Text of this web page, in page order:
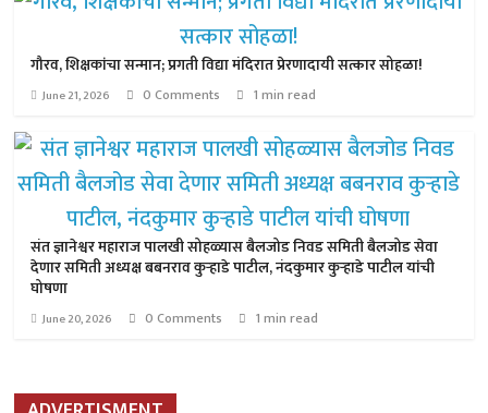
गौरव, शिक्षकांचा सन्मान; प्रगती विद्या मंदिरात प्रेरणादायी सत्कार सोहळा!
June 21, 2026 0 Comments 1 min read
संत ज्ञानेश्वर महाराज पालखी सोहळ्यास बैलजोड निवड समिती बैलजोड सेवा
देणार समिती अध्यक्ष बबनराव कुऱ्हाडे पाटील, नंदकुमार कुऱ्हाडे पाटील यांची
घोषणा
June 20, 2026 0 Comments 1 min read